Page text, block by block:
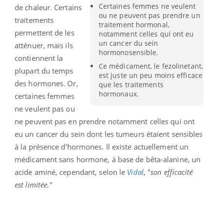
Certaines femmes ne veulent
ou ne peuvent pas prendre un
traitement hormonal,
notamment celles qui ont eu
un cancer du sein
hormonosensible.
Ce médicament, le fezolinetant,
est juste un peu moins efficace
que les traitements
hormonaux.
de chaleur. Certains
traitements
permettent de les
atténuer, mais ils
contiennent la
plupart du temps
des hormones. Or,
certaines femmes
ne veulent pas ou
ne peuvent pas en prendre notamment celles qui ont
eu un cancer du sein dont les tumeurs étaient sensibles
à la présence d’hormones. Il existe actuellement un
médicament sans hormone, à base de bêta-alanine, un
acide aminé, cependant, selon le Vidal, "son efficacité
est limitée."